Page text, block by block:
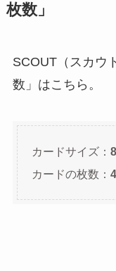
枚数」
SCOUT（スカウ
数」はこちら。
カードサイズ：
カードの枚数：